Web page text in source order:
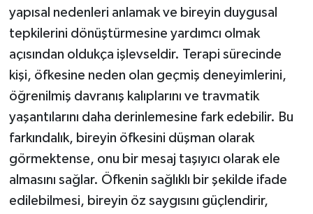
yapısal nedenleri anlamak ve bireyin duygusal
tepkilerini dönüştürmesine yardımcı olmak
açısından oldukça işlevseldir. Terapi sürecinde
kişi, öfkesine neden olan geçmiş deneyimlerini,
öğrenilmiş davranış kalıplarını ve travmatik
yaşantılarını daha derinlemesine fark edebilir. Bu
farkındalık, bireyin öfkesini düşman olarak
görmektense, onu bir mesaj taşıyıcı olarak ele
almasını sağlar. Öfkenin sağlıklı bir şekilde ifade
edilebilmesi, bireyin öz saygısını güçlendirir,